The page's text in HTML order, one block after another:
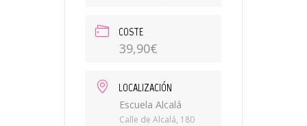
COSTE
39,90€
LOCALIZACIÓN
Escuela Alcalá
Calle de Alcalá, 180